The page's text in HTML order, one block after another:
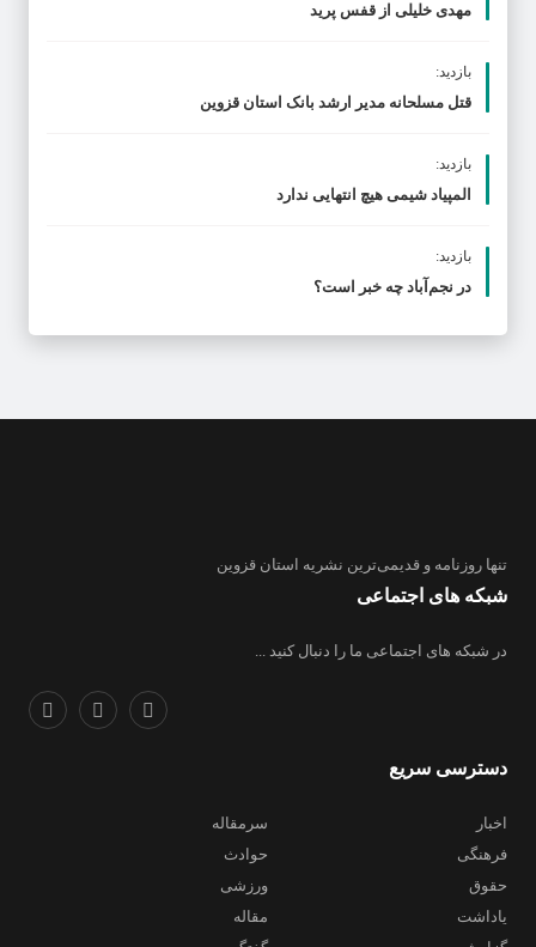
مهدی خلیلی از قفس پرید
بازدید:
قتل مسلحانه مدیر ارشد بانک استان قزوین
بازدید:
المپیاد شیمی هیچ انتهایی ندارد
بازدید:
در نجم‌‌آباد چه خبر است؟
تنها روزنامه و قدیمی‌ترین نشریه استان قزوین
شبکه های اجتماعی
در شبکه های اجتماعی ما را دنبال کنید ...
دسترسی سریع
اخبار
سرمقاله
فرهنگی
حوادث
حقوق
ورزشی
یاداشت
مقاله